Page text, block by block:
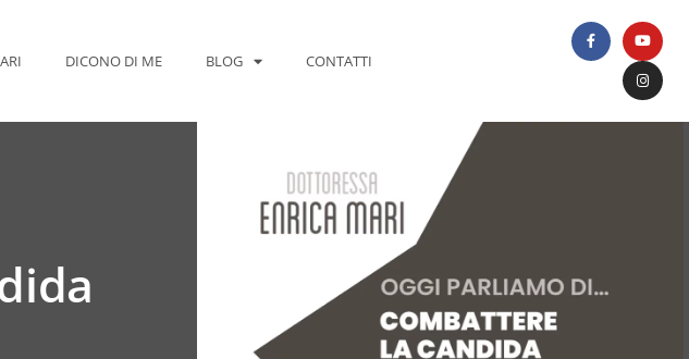
DICONO DI ME BLOG CONTATTI